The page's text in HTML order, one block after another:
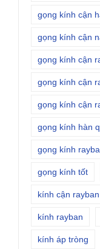
gọng kính cận
gọng kính cận
gọng kính cận
gọng kính cận
gọng kính cận
gọng kính hàn
gọng kính
gọng kính tốt
kính cận rayban
kính rayban
kính áp tròng